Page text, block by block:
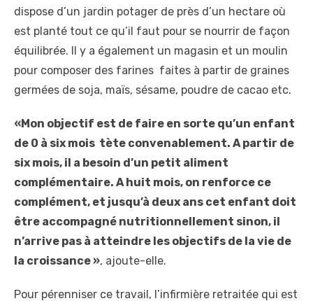
dispose d’un jardin potager de près d’un hectare où
est planté tout ce qu’il faut pour se nourrir de façon
équilibrée. Il y a également un magasin et un moulin
pour composer des farines faites à partir de graines
germées de soja, maïs, sésame, poudre de cacao etc.
«Mon objectif est de faire en sorte qu’un enfant
de 0 à six mois tète convenablement. A partir de
six mois, il a besoin d’un petit aliment
complémentaire. A huit mois, on renforce ce
complément, et jusqu’à deux ans cet enfant doit
être accompagné nutritionnellement sinon, il
n’arrive pas à atteindre les objectifs de la vie de
la croissance », ajoute-elle.
Pour pérenniser ce travail, l’infirmière retraitée qui est